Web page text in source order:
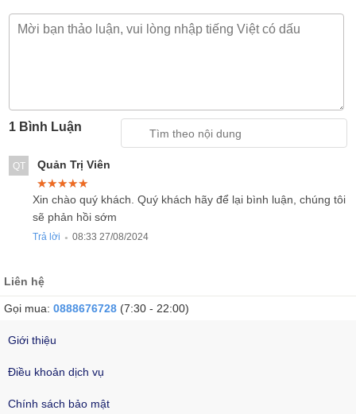
1 Bình Luận
QT Quản Trị Viên
★★★★★
★★★★★
★★★★★
Xin chào quý khách. Quý khách hãy để lại bình luận, chúng tôi
sẽ phản hồi sớm
Trả lời ● 08:33 27/08/2024
Liên hệ
Gọi mua: 0888676728 (7:30 - 22:00)
Giới thiệu
Điều khoản dịch vụ
Chính sách bảo mật